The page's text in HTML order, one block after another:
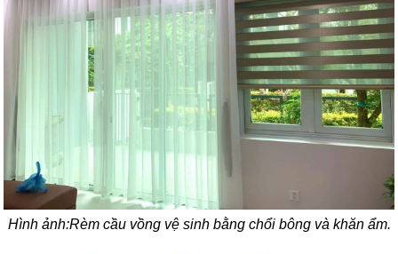
Hình ảnh:Rèm cầu vồng vệ sinh bằng chổi bông và khăn ẩm.